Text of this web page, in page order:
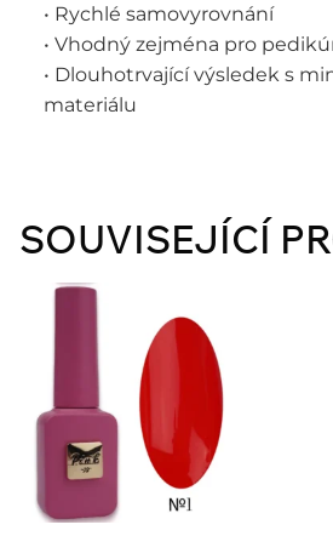
• Rychlé samovyrovnání
• Vhodný zejména pro
• Dlouhotrvající výsledek s
materiálu
SOUVISEJÍCÍ